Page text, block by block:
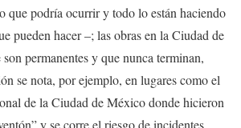
que podría ocurrir y todo lo están haciendo
pueden hacer –; las obras en la Ciudad de
permanentes y que nunca terminan,
se nota, por ejemplo, en lugares como el
de la Ciudad de México donde hicieron
y se corre el riesgo de incidentes